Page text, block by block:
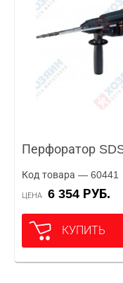
Перфоратор
Код товара — 60441
ЦЕНА 6 354 РУБ.
КУПИТЬ